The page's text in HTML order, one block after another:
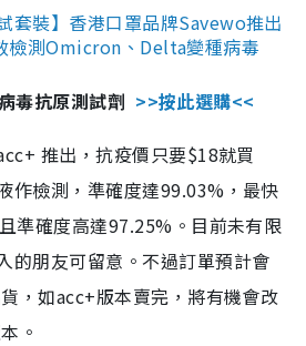
套裝】香港口罩品牌Savewo推出
檢測Omicron、Delta變種病毒
毒抗原測試劑 >>按此選購<<
推出，抗疫價只要$18就買
作檢測，準確度達99.03%，最快
準確度高達97.25%。目前未有限
的朋友可留意。不過訂單預計會
，如acc+版本賣完，將有機會改
。